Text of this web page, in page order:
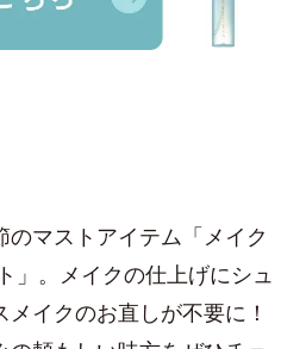
のマストアイテム「メイク
」。メイクの仕上げにシュ
イクのお直しが不要に！